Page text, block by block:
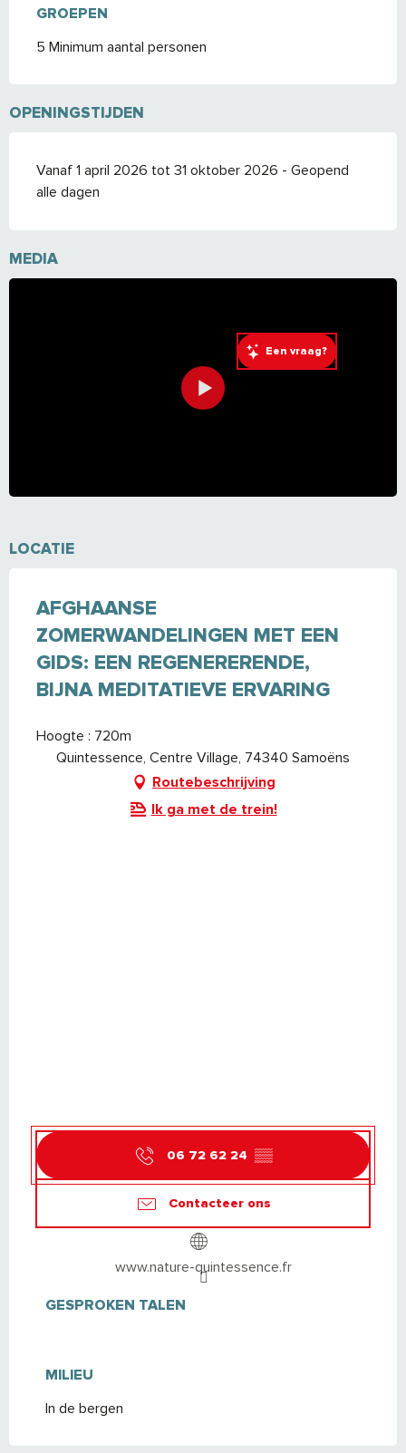
Een vraag?
GROEPEN
GROEPEN
5 Minimum aantal personen
OPENINGSTIJDEN
Vanaf 1 april 2026 tot 31 oktober 2026 - Geopend
alle dagen
MEDIA
LOCATIE
AFGHAANSE
ZOMERWANDELINGEN MET EEN
GIDS: EEN REGENERERENDE,
BIJNA MEDITATIEVE ERVARING
Hoogte : 720m
Quintessence, Centre Village, 74340 Samoëns
Routebeschrijving
Ik ga met de trein!
06 72 62 24 ▒▒
Contacteer ons
www.nature-quintessence.fr
GESPROKEN TALEN
GESPROKEN TALEN
MILIEU
MILIEU
In de bergen